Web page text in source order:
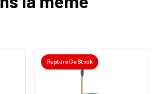
Rupture De Stock